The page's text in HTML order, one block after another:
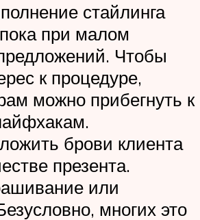
стайлинга
при малом
Чтобы
к процедуре,
можно прибегнуть к
брови клиента
презента.
или
многих это